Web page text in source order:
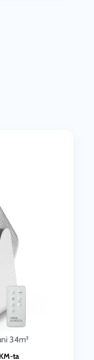
34m²
KM-ta